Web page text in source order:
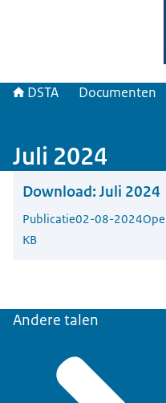
DSTA Documenten
Juli 2024
Download: Juli 2024
Publicatie02-08-2024
KB
Andere talen